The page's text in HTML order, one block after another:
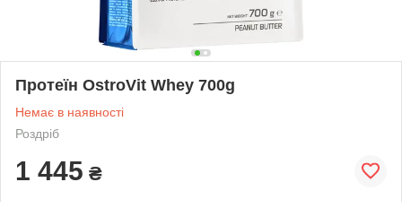
Протеїн OstroVit Whey 700g
Немає в наявності
Роздріб
1 445 ₴